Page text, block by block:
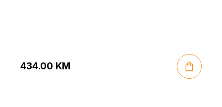
434.00 KM